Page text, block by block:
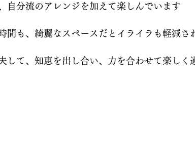
自分流のアレンジを加えて楽しんでいます
間も、綺麗なスペースだとイライラも軽減さ
して、知恵を出し合い、力を合わせて楽しく